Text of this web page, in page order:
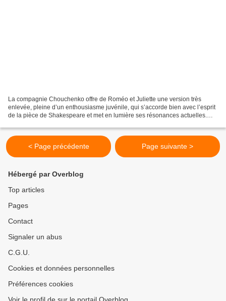
La compagnie Chouchenko offre de Roméo et Juliette une version très
enlevée, pleine d’un enthousiasme juvénile, qui s’accorde bien avec l’esprit
de la pièce de Shakespeare et met en lumière ses résonances actuelles.
< Page précédente Page suivante >
Hébergé par Overblog
Top articles
Pages
Contact
Signaler un abus
C.G.U.
Cookies et données personnelles
Préférences cookies